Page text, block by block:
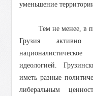
уменьшение
Тем не менее, в
Грузия активно
идеологией.
иметь разные
либеральным